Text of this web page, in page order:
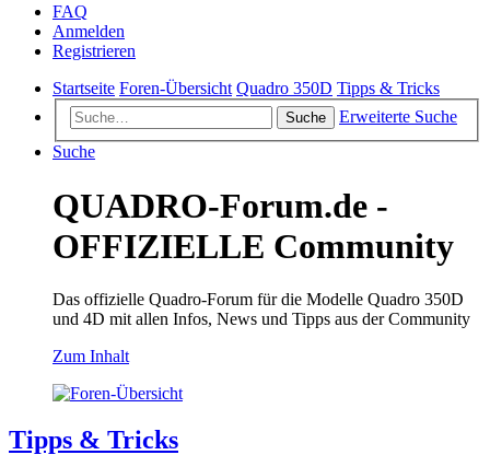
FAQ
Anmelden
Registrieren
Startseite Foren-Übersicht Quadro 350D Tipps & Tricks
Suche
Erweiterte Suche
Suche
QUADRO-Forum.de -
OFFIZIELLE Community
Das offizielle Quadro-Forum für die Modelle Quadro 350D
und 4D mit allen Infos, News und Tipps aus der Community
Zum Inhalt
Tipps & Tricks